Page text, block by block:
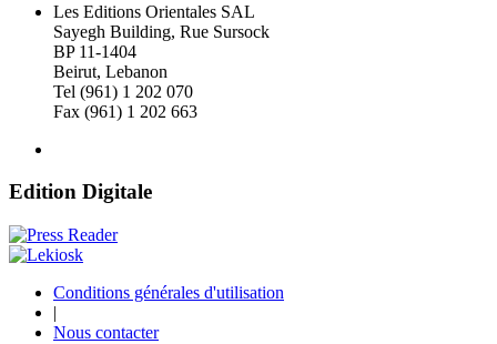
Les Editions Orientales SAL
Sayegh Building, Rue Sursock
BP 11-1404
Beirut, Lebanon
Tel (961) 1 202 070
Fax (961) 1 202 663
Edition Digitale
Conditions générales d'utilisation
|
Nous contacter